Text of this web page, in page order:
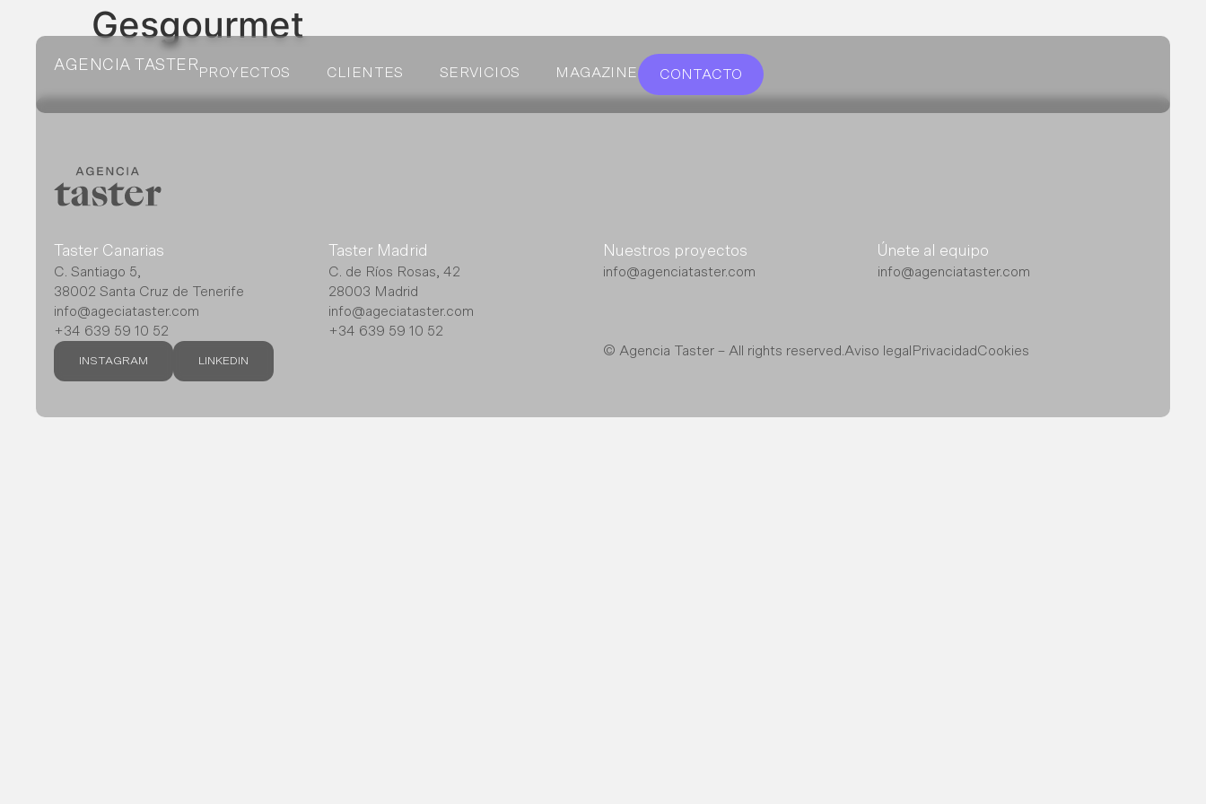
AGENCIA TASTER PROYECTOS CLIENTES SERVICIOS MAGAZINE CONTACTO
Gesgourmet
Taster Canarias
C. Santiago 5,
38002 Santa Cruz de Tenerife
info@ageciataster.com
+34 639 59 10 52
Taster Madrid
C. de Ríos Rosas, 42
28003 Madrid
info@ageciataster.com
+34 639 59 10 52
Nuestros proyectos
info@agenciataster.com
Únete al equipo
info@agenciataster.com
INSTAGRAM LINKEDIN
© Agencia Taster – All rights reserved. Aviso legal PrivacidadCookies